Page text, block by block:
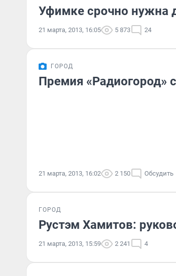
Уфимке срочно нужна
21 марта, 2013, 16:05 5 873 24
ГОРОД
Премия «Радиогород»
21 марта, 2013, 16:02 2 150 Обсудить
ГОРОД
Рустэм Хамитов:
21 марта, 2013, 15:59 2 241 4